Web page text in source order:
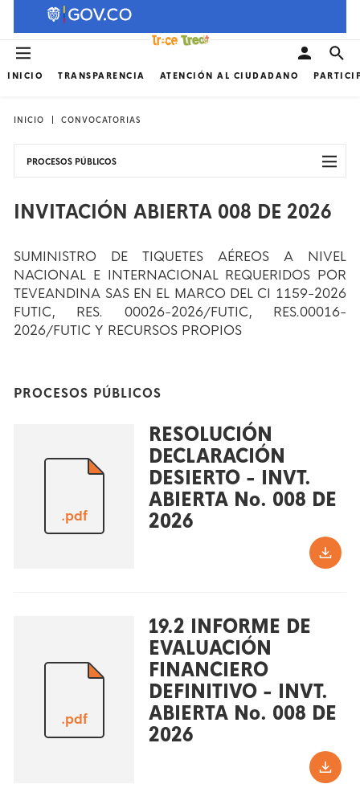
INICIO TRANSPARENCIA ATENCIÓN AL CIUDADANO
INICIO CONVOCATORIAS
PROCESOS PÚBLICOS
INVITACIÓN ABIERTA 008 DE 2026
SUMINISTRO DE TIQUETES AÉREOS A NIVEL
NACIONAL E INTERNACIONAL REQUERIDOS POR
TEVEANDINA SAS EN EL MARCO DEL CI 1159-2026
FUTIC, RES. 00026-2026/FUTIC, RES.00016-
2026/FUTIC Y RECURSOS PROPIOS
PROCESOS PÚBLICOS
.pdf
RESOLUCIÓN
DECLARACIÓN
DESIERTO - INVT.
ABIERTA No. 008 DE
2026
.pdf
19.2 INFORME DE
EVALUACIÓN
FINANCIERO
DEFINITIVO - INVT.
ABIERTA No. 008 DE
2026